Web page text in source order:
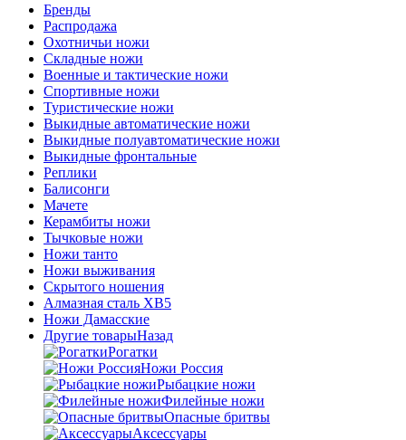
Бренды
Распродажа
Охотничьи ножи
Складные ножи
Военные и тактические ножи
Спортивные ножи
Туристические ножи
Выкидные автоматические ножи
Выкидные полуавтоматические ножи
Выкидные фронтальные
Реплики
Балисонги
Мачете
Керамбиты ножи
Тычковые ножи
Ножи танто
Ножи выживания
Скрытого ношения
Алмазная сталь ХВ5
Ножи Дамасские
Другие товарыНазад
Рогатки
Ножи Россия
Рыбацкие ножи
Филейные ножи
Опасные бритвы
Аксессуары